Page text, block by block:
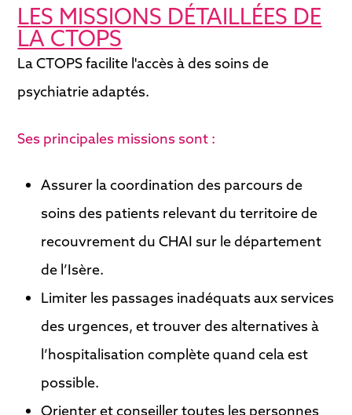
LES MISSIONS DÉTAILLÉES DE
LA CTOPS
La CTOPS facilite l'accès à des soins de
psychiatrie adaptés.
Ses principales missions sont :
Assurer la coordination des parcours de
soins des patients relevant du territoire de
recouvrement du CHAI sur le département
de l’Isère.
Limiter les passages inadéquats aux services
des urgences, et trouver des alternatives à
l’hospitalisation complète quand cela est
possible.
Orienter et conseiller toutes les personnes